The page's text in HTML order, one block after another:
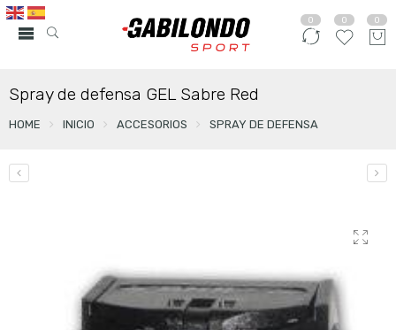
0 0 0
Spray de defensa GEL Sabre Red
HOME INICIO ACCESORIOS SPRAY DE DEFENSA